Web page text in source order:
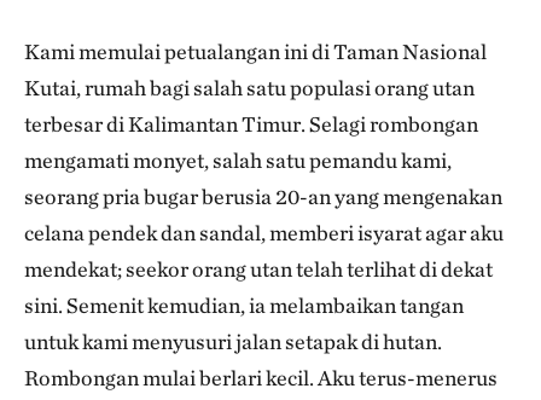
Kami memulai petualangan ini di Taman Nasional
Kutai, rumah bagi salah satu populasi orang utan
terbesar di Kalimantan Timur. Selagi rombongan
mengamati monyet, salah satu pemandu kami,
seorang pria bugar berusia 20-an yang mengenakan
celana pendek dan sandal, memberi isyarat agar aku
mendekat; seekor orang utan telah terlihat di dekat
sini. Semenit kemudian, ia melambaikan tangan
untuk kami menyusuri jalan setapak di hutan.
Rombongan mulai berlari kecil. Aku terus-menerus